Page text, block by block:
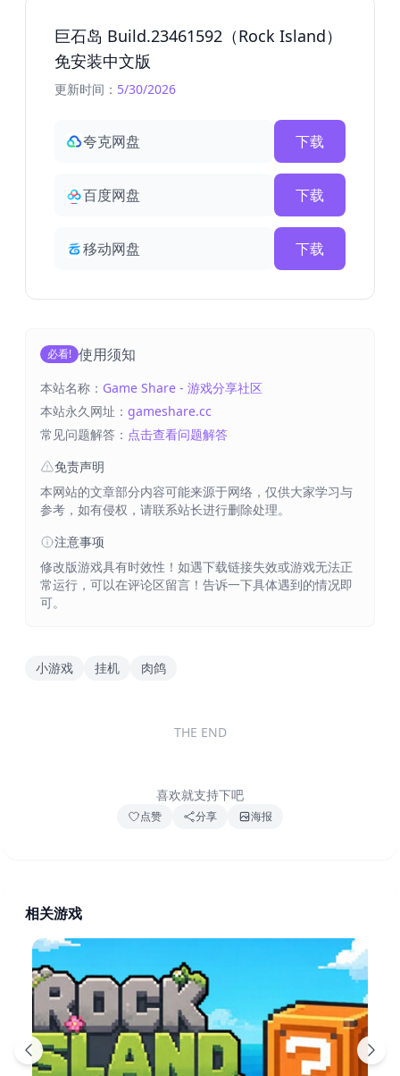
巨石岛 Build.23461592（Rock Island）
免安装中文版
更新时间： 5/30/2026
夸克网盘 下载
百度网盘 下载
移动网盘 下载
必看! 使用须知
本站名称： Game Share - 游戏分享社区
本站永久网址： gameshare.cc
常见问题解答： 点击查看问题解答
免责声明
本网站的文章部分内容可能来源于网络，仅供大家学习与
参考，如有侵权，请联系站长进行删除处理。
注意事项
修改版游戏具有时效性！如遇下载链接失效或游戏无法正
常运行，可以在评论区留言！告诉一下具体遇到的情况即
可。
小游戏 挂机 肉鸽
THE END
喜欢就支持下吧
点赞 分享 海报
相关游戏